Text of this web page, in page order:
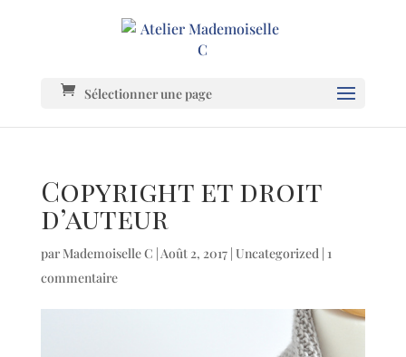
Sélectionner une page
Copyright et droit
d’auteur
par Mademoiselle C |Août 2, 2017| Uncategorized| 1
commentaire